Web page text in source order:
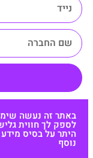
לספק לך חווית
היתר על בסיס
נוסף